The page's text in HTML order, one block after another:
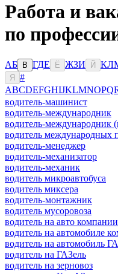
Работа и
по
АБ В ГДЕ Ё ЖЗИ Й КЛ
Я
#
ABCDEFGHIJKLMNOPQ
водитель-машинист
водитель-международник
водитель-международник
водитель международных
водитель-менеджер
водитель-механизатор
водитель-механик
водитель микроавтобуса
водитель миксера
водитель-монтажник
водитель мусоровоза
водитель на авто компании
водитель на автомобиле
водитель на автомобиль
водитель на ГАЗель
водитель на зерновоз